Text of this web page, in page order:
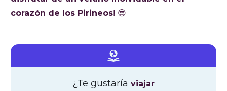
corazón de los Pirineos! 😎
¿Te gustaría viajar